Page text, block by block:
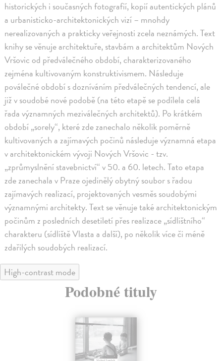
historických i současných fotografií, kopií autentických plánů
a urbanisticko-architektonických vizí – mnohdy
nerealizovaných a prakticky veřejnosti zcela neznámých. Text
knihy se věnuje architektuře, stavbám a architektům Nových
Vršovic od předválečného období, charakterizovaného
zejména kultivovaným konstruktivismem. Následuje
poválečné období s dozníváním předválečných tendencí, ale
již v soudobé nové podobě (na této etapě se podílela celá
řada významných meziválečných architektů). Po krátkém
období „sorely“, které zde zanechalo několik poměrně
kultivovaných a zajímavých počinů následuje významná etapa
v architektonickém vývoji Nových Vršovic - tzv.
„zprůmyslnění stavebnictví“ v 50. a 60. letech. Tato etapa
zde zanechala v Praze ojedinělý obytný soubor s řadou
zajímavých realizací, projektovaných vesměs soudobými
významnými architekty. Text se věnuje také architektonickým
počinům z posledních desetiletí přes realizace „sídlištního“
charakteru (sídliště Vlasta a další), po několik více či méně
zdařilých soudobých realizací.
High-contrast mode
Podobné tituly